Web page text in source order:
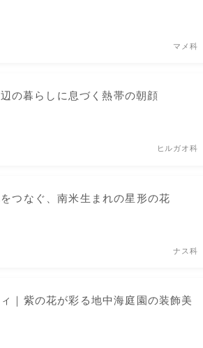
マメ科
の暮らしに息づく熱帯の朝顔
ヒルガオ科
つなぐ、南米生まれの星形の花
ナス科
｜紫の花が彩る地中海庭園の装飾美